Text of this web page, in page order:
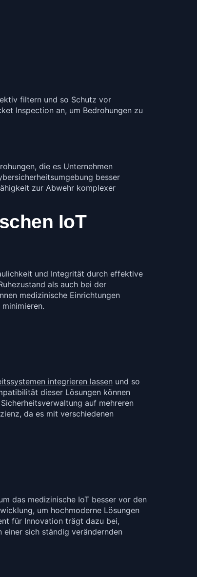
filtern und so Schutz vor
Inspection an, um Bedrohungen zu
die es Unternehmen
besser
zur Abwehr komplexer
IoT
und Integrität durch effektive
als auch bei der
medizinische Einrichtungen
integrieren lassen und so
dieser Lösungen können
auf mehreren
da es mit verschiedenen
das medizinische IoT besser vor den
um hochmoderne Lösungen
für Innovation trägt dazu bei,
sich ständig verändernden